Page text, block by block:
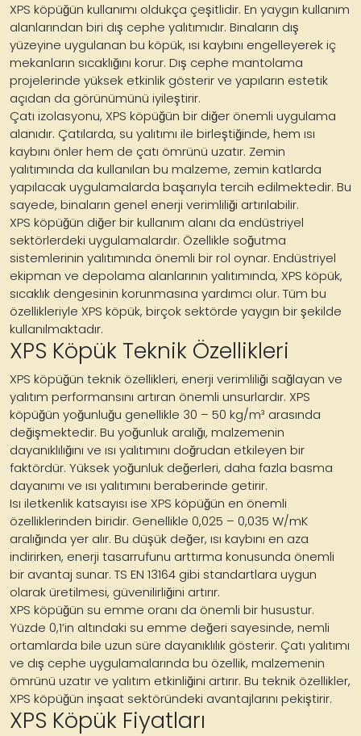
XPS köpüğün kullanımı oldukça çeşitlidir. En yaygın kullanım
alanlarından biri dış cephe yalıtımıdır. Binaların dış
yüzeyine uygulanan bu köpük, ısı kaybını engelleyerek iç
mekanların sıcaklığını korur. Dış cephe mantolama
projelerinde yüksek etkinlik gösterir ve yapıların estetik
açıdan da görünümünü iyileştirir.
Çatı izolasyonu, XPS köpüğün bir diğer önemli uygulama
alanıdır. Çatılarda, su yalıtımı ile birleştiğinde, hem ısı
kaybını önler hem de çatı ömrünü uzatır. Zemin
yalıtımında da kullanılan bu malzeme, zemin katlarda
yapılacak uygulamalarda başarıyla tercih edilmektedir. Bu
sayede, binaların genel enerji verimliliği artırılabilir.
XPS köpüğün diğer bir kullanım alanı da endüstriyel
sektörlerdeki uygulamalardır. Özellikle soğutma
sistemlerinin yalıtımında önemli bir rol oynar. Endüstriyel
ekipman ve depolama alanlarının yalıtımında, XPS köpük,
sıcaklık dengesinin korunmasına yardımcı olur. Tüm bu
özellikleriyle XPS köpük, birçok sektörde yaygın bir şekilde
kullanılmaktadır.
XPS Köpük Teknik Özellikleri
XPS köpüğün teknik özellikleri, enerji verimliliği sağlayan ve
yalıtım performansını artıran önemli unsurlardır. XPS
köpüğün yoğunluğu genellikle 30 – 50 kg/m³ arasında
değişmektedir. Bu yoğunluk aralığı, malzemenin
dayanıklılığını ve ısı yalıtımını doğrudan etkileyen bir
faktördür. Yüksek yoğunluk değerleri, daha fazla basma
dayanımı ve ısı yalıtımını beraberinde getirir.
Isı iletkenlik katsayısı ise XPS köpüğün en önemli
özelliklerinden biridir. Genellikle 0,025 – 0,035 W/mK
aralığında yer alır. Bu düşük değer, ısı kaybını en aza
indirirken, enerji tasarrufunu arttırma konusunda önemli
bir avantaj sunar. TS EN 13164 gibi standartlara uygun
olarak üretilmesi, güvenilirliğini artırır.
XPS köpüğün su emme oranı da önemli bir husustur.
Yüzde 0,1’in altındaki su emme değeri sayesinde, nemli
ortamlarda bile uzun süre dayanıklılık gösterir. Çatı yalıtımı
ve dış cephe uygulamalarında bu özellik, malzemenin
ömrünü uzatır ve yalıtım etkinliğini artırır. Bu teknik özellikler,
XPS köpüğün inşaat sektöründeki avantajlarını pekiştirir.
XPS Köpük Fiyatları